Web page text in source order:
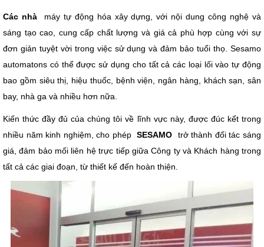
Các nhà
máy tự động hóa xây dựng, với nội dung công nghệ và
sáng tạo cao, cung cấp chất lượng và giá cả phù hợp cùng với sự
đơn giản tuyệt vời trong việc sử dụng và đảm bảo tuổi thọ. Sesamo
automatons có thể được sử dụng cho tất cả các loại lối vào tự động
bao gồm siêu thị, hiệu thuốc, bệnh viện, ngân hàng, khách sạn, sân
bay, nhà ga và nhiều hơn nữa.
Kiến thức đầy đủ của chúng tôi về lĩnh vực này, được đúc kết trong
nhiều năm kinh nghiệm, cho phép SESAMO trở thành đối tác sáng
giá, đảm bảo mối liên hệ trực tiếp giữa Công ty và Khách hàng trong
tất cả các giai đoạn, từ thiết kế đến hoàn thiện.